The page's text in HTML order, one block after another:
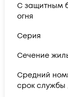
С защитным
огня
Серия
Сечение
Средний
срок службы